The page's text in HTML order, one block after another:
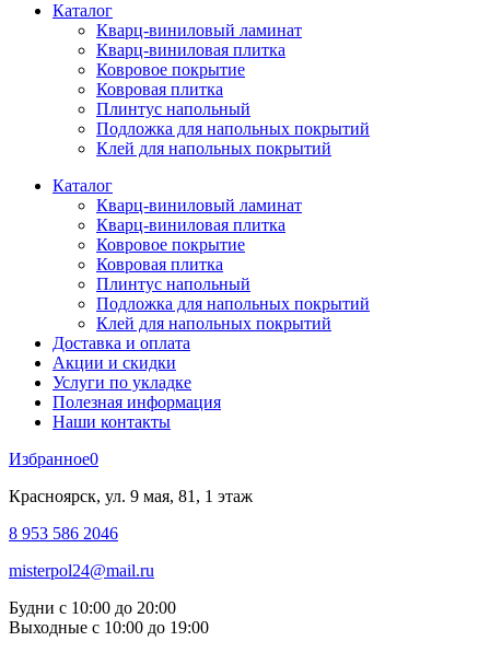
Каталог
Кварц-виниловый ламинат
Кварц-виниловая плитка
Ковровое покрытие
Ковровая плитка
Плинтус напольный
Подложка для напольных покрытий
Клей для напольных покрытий
Каталог
Кварц-виниловый ламинат
Кварц-виниловая плитка
Ковровое покрытие
Ковровая плитка
Плинтус напольный
Подложка для напольных покрытий
Клей для напольных покрытий
Доставка и оплата
Акции и скидки
Услуги по укладке
Полезная информация
Наши контакты
Избранное0
Красноярск, ул. 9 мая, 81, 1 этаж
8 953 586 2046
misterpol24@mail.ru
Будни с 10:00 до 20:00
Выходные с 10:00 до 19:00